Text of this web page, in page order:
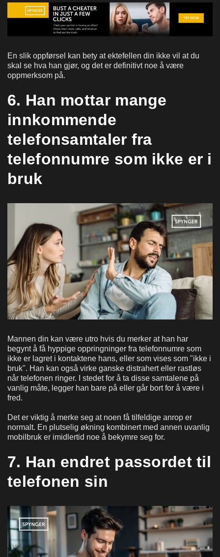
En slik oppførsel kan bety at ektefellen din ikke vil at du
skal se hva han gjør, og det er definitivt noe å være
oppmerksom på.
6. Han mottar mange
innkommende
telefonsamtaler fra
telefonnumre som ikke er i
bruk
Mannen din kan være utro hvis du merker at han har
begynt å få hyppige oppringninger fra telefonnumre som
ikke er lagret i kontaktene hans, eller som vises som "ikke i
bruk". Han kan også virke ganske distrahert eller rastløs
når telefonen ringer. I stedet for å ta disse samtalene på
vanlig måte, legger han bare på eller går bort for å være i
fred.
Det er viktig å merke seg at noen få tilfeldige anrop er
normalt. En plutselig økning kombinert med annen uvanlig
mobilbruk er imidlertid noe å bekymre seg for.
7. Han endret passordet til
telefonen sin